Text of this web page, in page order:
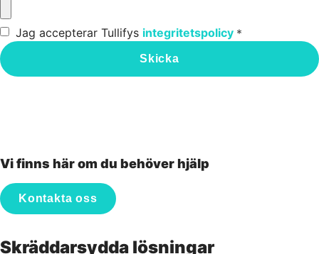
Jag accepterar Tullifys integritetspolicy *
Skicka
Vi finns här om du behöver hjälp
Kontakta oss
Skräddarsydda lösningar